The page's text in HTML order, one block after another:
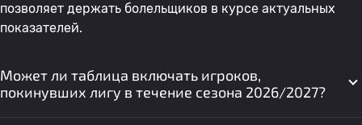
позволяет держать болельщиков в курсе актуальных
показателей.
Может ли таблица включать игроков,
покинувших лигу в течение сезона 2026/2027?